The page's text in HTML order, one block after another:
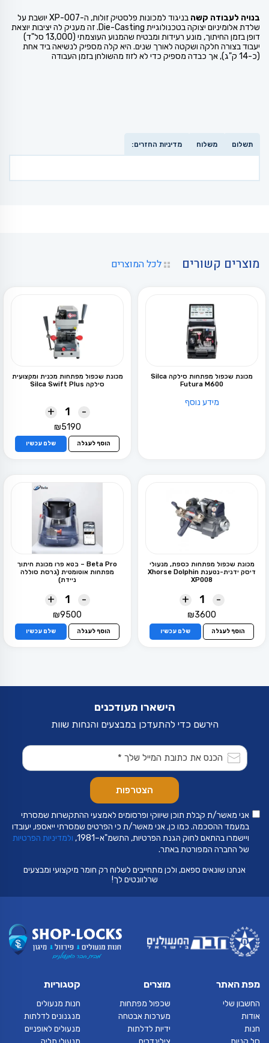
בנויה לעבודה קשה
בניגוד למכונות פלסטיק זולות, ה-XP-007 יושבת על
שלדת אלומיניום יצוקה בטכנולוגיית Die-Casting. זה מעניק לה יציבות יוצאת
דופן בזמן החיתוך, מונע רעידות ומבטיח שהמנוע העוצמתי (13,000 סל"ד)
יעבוד בצורה חלקה ושקטה לאורך שנים. היא קלה מספיק לנשיאה ביד אחת
(כ-14 ק"ג), אך כבדה מספיק כדי לא לזוז מהשולחן בזמן העבודה
תשלום משלוח מדיניות החזרים:
מוצרים קשורים לכל המוצרים
מכונת שכפול מפתחות סילקה Silca
Futura M600
מידע נוסף
מכונת שכפול מפתחות מכנית ומקצועית
סילקה Silca Swift Plus
-
+
₪5190
הוסף לעגלה שלם עכשיו
מכונת שכפול מפתחות כספת, מנעולי
דיסק ידנית-נטענת Xhorse Dolphin
XP008
-
+
₪3600
הוסף לעגלה שלם עכשיו
Beta Pro – בטא פרו מכונת חיתוך
מפתחות אוטומטית (גרסת סוללה
ניידת)
-
+
₪9500
הוסף לעגלה שלם עכשיו
הישארו מעודכנים
הירשם כדי להתעדכן במבצעים והנחות שוות
אני מאשר/ת קבלת תוכן שיווקי ופרסומים לאמצעי ההתקשרות שמסרתי
במעמד ההסכמה. כמו כן, אני מאשר/ת כי הפרטים שמסרתי ייאספו, יעובדו
ויישמרו בהתאם לחוק הגנת הפרטיות, התשמ"א–1981,
ולמדיניות הפרטיות
של החברה המפורטת באתר.
אנחנו שונאים ספאם, ולכן מתחייבים לשלוח רק חומר מיקצועי ומבצעים
שרלוונטים לך!
מפת האתר
החשבון שלי
אודות
חנות
מוצרים
שכפול מפתחות
מערכות אבטחה
ידיות לדלתות
קטגוריות
חנות מנעולים
מנגנונים לדלתות
מנעולים לאופניים